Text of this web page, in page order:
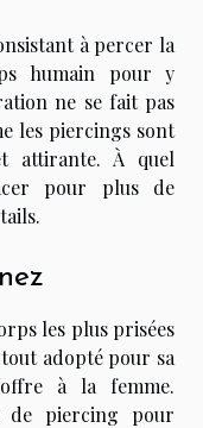
à percer la
humain pour y
ne se fait pas
les piercings sont
attirante. À quel
pour plus de
les plus prisées
adopté pour sa
à la femme.
de piercing pour